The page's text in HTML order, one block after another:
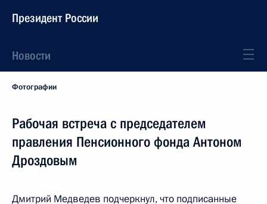
Президент России
Новости
Фотографии
Рабочая встреча с председателем
правления Пенсионного фонда Антоном
Дроздовым
Дмитрий Медведев подчеркнул, что подписанные